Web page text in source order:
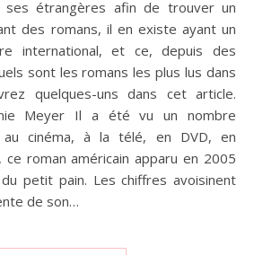
étrangères afin de trouver un
des romans, il en existe ayant un
international, et ce, depuis des
sont les romans les plus lus dans
quelques-uns dans cet article.
Meyer Il a été vu un nombre
au cinéma, à la télé, en DVD, en
ce roman américain apparu en 2005
petit pain. Les chiffres avoisinent
de son…